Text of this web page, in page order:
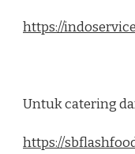
https://
Untuk catering
https://